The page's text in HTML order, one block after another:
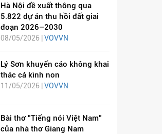
Hà Nội đề xuất thông qua
5.822 dự án thu hồi đất giai
đoạn 2026–2030
08/05/2026 | VOVVN
Lý Sơn khuyến cáo không khai
thác cá kình non
11/05/2026 | VOVVN
Bài thơ "Tiếng nói Việt Nam"
của nhà thơ Giang Nam